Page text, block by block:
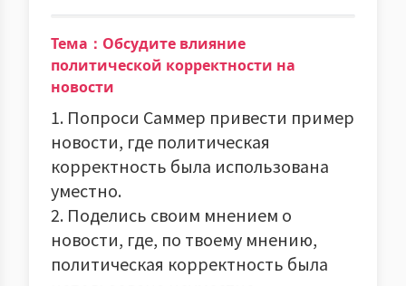
Тема：Обсудите влияние
политической корректности на
новости
1. Попроси Саммер привести пример
новости, где политическая
корректность была использована
уместно.
2. Поделись своим мнением о
новости, где, по твоему мнению,
политическая корректность была